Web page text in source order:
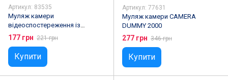
Артикул: 83535
Муляж камери
відеоспостереження із
датчиком руху CAMERA
DUMMY ART-1100
177 грн 221 грн
Купити
Артикул: 77631
Муляж камери CAMERA
DUMMY 2000
277 грн 346 грн
Купити